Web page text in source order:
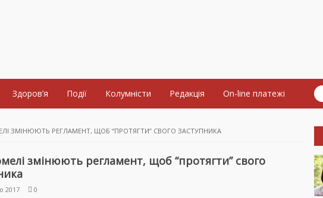
Здоров’я Події Колумністи Редакція On-line платежі
ЗМІНЮЮТЬ РЕГЛАМЕНТ, ЩОБ “ПРОТЯГТИ” СВОГО ЗАСТУПНИКА
змінюють регламент, щоб “протягти” свого
2017 0